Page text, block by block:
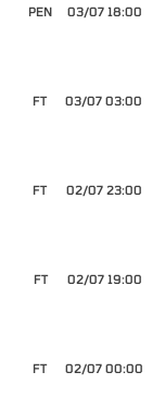
03/07 18:00
PEN
03/07 03:00
FT
02/07 23:00
FT
02/07 19:00
FT
02/07 00:00
FT